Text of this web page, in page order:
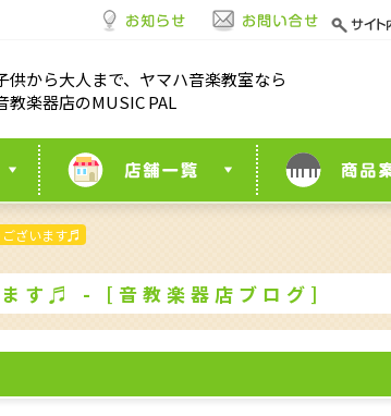
供から大人まで、ヤマハ音楽教室なら
教楽器店のMUSIC PAL
ざいます♬
ます♬ - [音教楽器店ブログ]